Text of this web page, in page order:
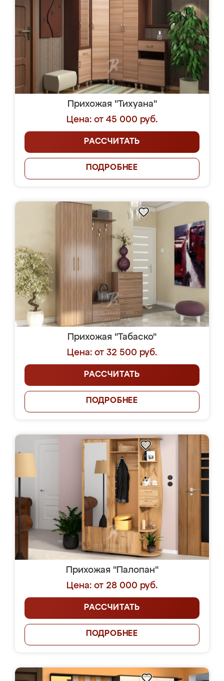
Прихожая "Тихуана"
Цена: от 45 000 руб.
РАССЧИТАТЬ
ПОДРОБНЕЕ
Прихожая "Табаско"
Цена: от 32 500 руб.
РАССЧИТАТЬ
ПОДРОБНЕЕ
Прихожая "Палопан"
Цена: от 28 000 руб.
РАССЧИТАТЬ
ПОДРОБНЕЕ